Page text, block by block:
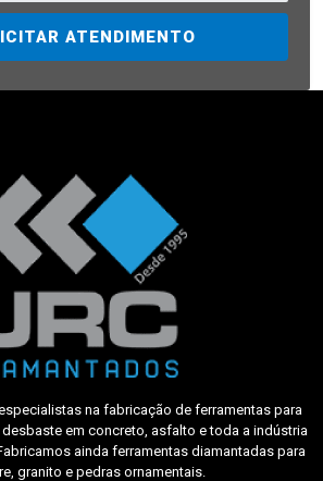
ATENDIMENTO
na fabricação de ferramentas para
em concreto, asfalto e toda a indústria
ainda ferramentas diamantadas para
granito e pedras ornamentais.